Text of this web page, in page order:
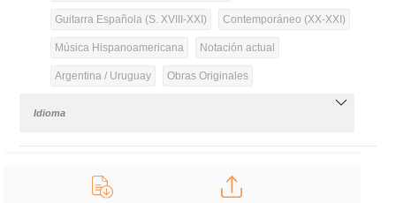
Guitarra Española (S. XVIII-XXI) Contemporáneo (XX-XXI)
Música Hispanoamericana Notación actual
Argentina / Uruguay Obras Originales
Idioma